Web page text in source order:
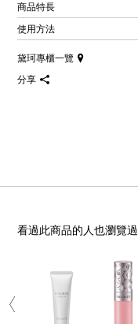
商品特長
使用方法
黛珂專櫃一覽
分享
看過此商品的人也瀏覽過